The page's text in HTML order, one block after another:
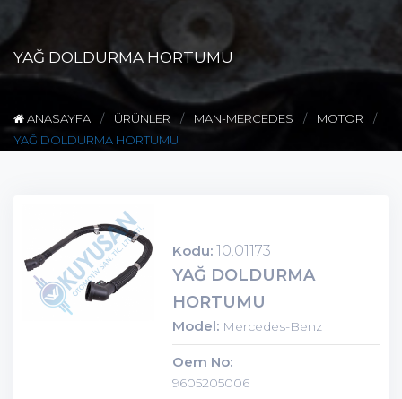
YAĞ DOLDURMA HORTUMU
ANASAYFA ÜRÜNLER MAN-MERCEDES
MOTOR
YAĞ DOLDURMA HORTUMU
Kodu: 10.01173
YAĞ DOLDURMA
HORTUMU
Model: Mercedes-Benz
Oem No:
9605205006